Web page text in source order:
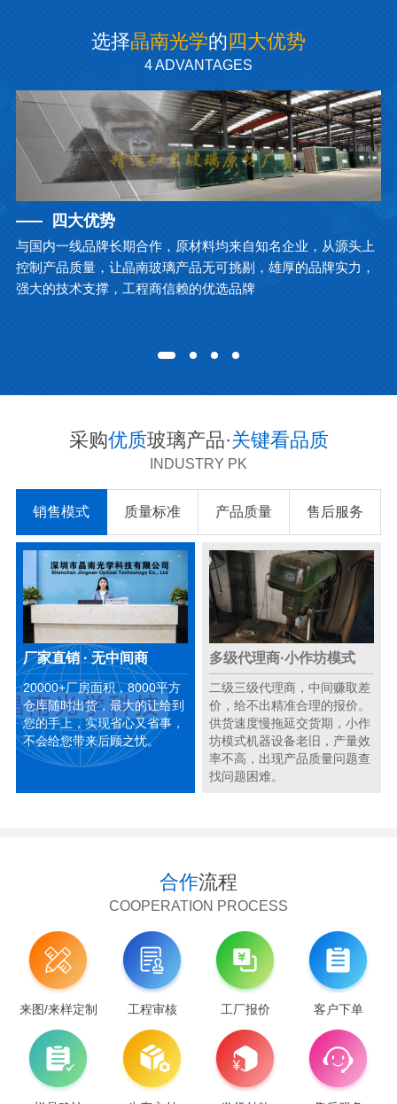
选择晶南光学的 四大优势
4 ADVANTAGES
四大优势
与国内一线品牌长期合作，原材料均来自知名企业，从源头上
控制产品质量，让晶南玻璃产品无可挑剔，雄厚的品牌实力，
强大的技术支撑，工程商信赖的优选品牌
采购优质玻璃产品·关键看品质
INDUSTRY PK
销售模式 质量标准 产品质量 售后服务
厂家直销 · 无中间商
20000+厂房面积，8000平方
仓库随时出货，最大的让给到
您的手上，实现省心又省事，
不会给您带来后顾之忧。
多级代理商·小作坊模式
二级三级代理商，中间赚取差
价，给不出精准合理的报价。
供货速度慢拖延交货期，小作
坊模式机器设备老旧，产量效
率不高，出现产品质量问题查
找问题困难。
合作流程
COOPERATION PROCESS
来图/来样定制 工程审核 工厂报价 客户下单